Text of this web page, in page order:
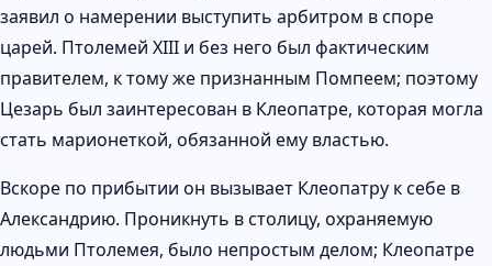
заявил о намерении выступить арбитром в споре
царей. Птолемей XIII и без него был фактическим
правителем, к тому же признанным Помпеем; поэтому
Цезарь был заинтересован в Клеопатре, которая могла
стать марионеткой, обязанной ему властью.
Вскоре по прибытии он вызывает Клеопатру к себе в
Александрию. Проникнуть в столицу, охраняемую
людьми Птолемея, было непростым делом; Клеопатре